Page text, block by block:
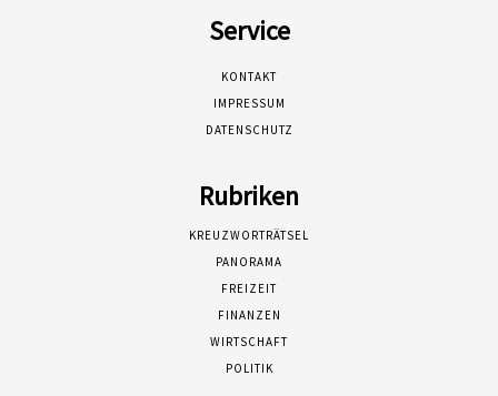
Service
KONTAKT
IMPRESSUM
DATENSCHUTZ
Rubriken
KREUZWORTRÄTSEL
PANORAMA
FREIZEIT
FINANZEN
WIRTSCHAFT
POLITIK